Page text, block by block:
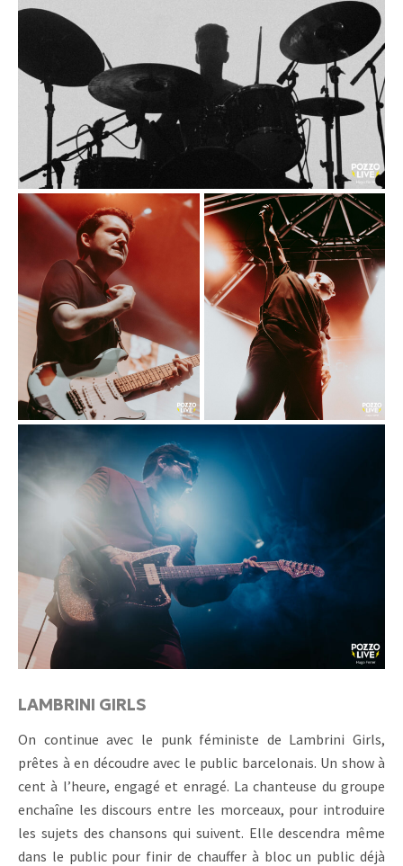
LAMBRINI GIRLS
On continue avec le punk féministe de Lambrini Girls,
prêtes à en découdre avec le public barcelonais. Un show à
cent à l’heure, engagé et enragé. La chanteuse du groupe
enchaîne les discours entre les morceaux, pour introduire
les sujets des chansons qui suivent. Elle descendra même
dans le public pour finir de chauffer à bloc un public déjà